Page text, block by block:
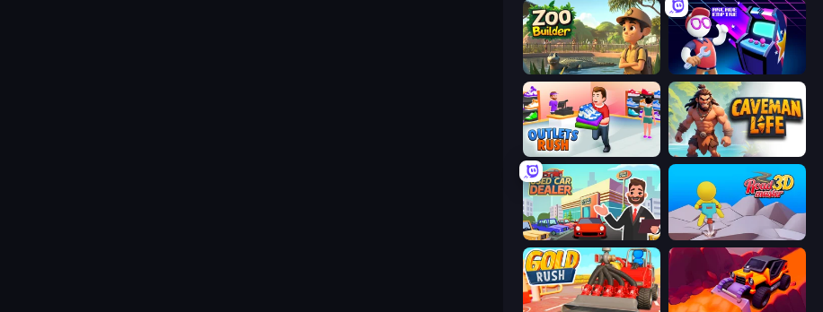
Zoo Builder Arcade Empire
Outlets Rush Caveman Life
Used Car Dealer Tycoon Road Master 3D